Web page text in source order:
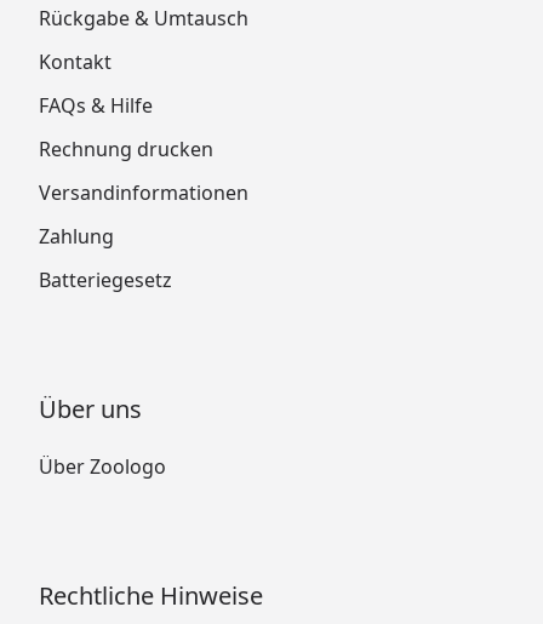
Rückgabe & Umtausch
Kontakt
FAQs & Hilfe
Rechnung drucken
Versandinformationen
Zahlung
Batteriegesetz
Über uns
Über Zoologo
Rechtliche Hinweise